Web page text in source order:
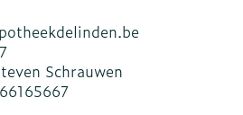
Schrauwen